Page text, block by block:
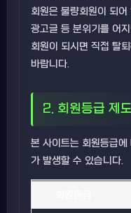
회원은 불량회원이 되
광고글 등 분위기를 어
회원이 되시면 직접 탈
바랍니다.
2. 회원등급 제
본 사이트는 회원등급에
가 발생할 수 있습니다.